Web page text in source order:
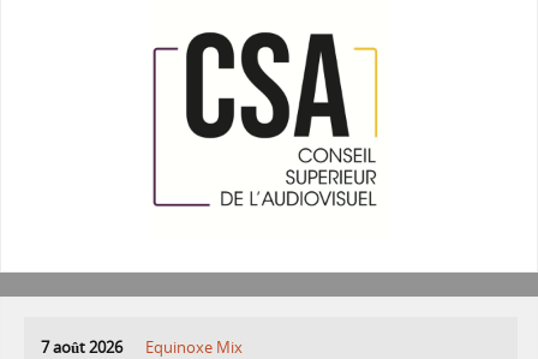
7 août 2026
Equinoxe Mix